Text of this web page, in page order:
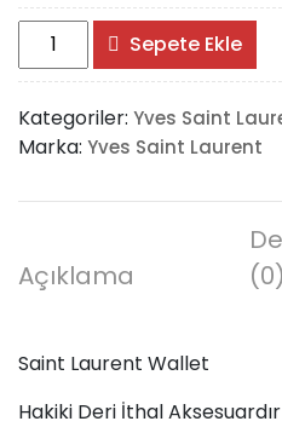
Saint
Laurent
Wallet
adet
Sepete Ekle
Kategoriler: Yves Saint
Marka: Yves Saint Laurent
Açıklama
(0)
Saint Laurent Wallet
Hakiki Deri İthal Aksesuardır